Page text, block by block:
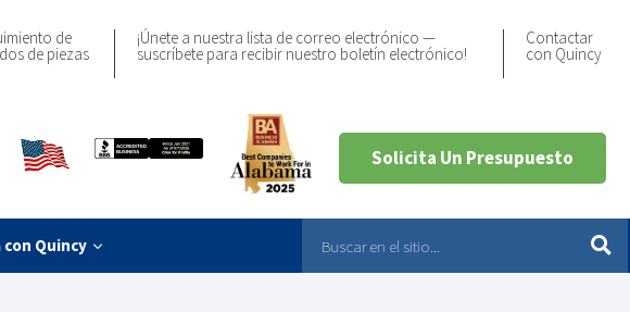
de
de piezas
¡Únete a nuestra lista de correo electrónico —
suscríbete para recibir nuestro boletín electrónico!
Contactar
con Quincy
Solicita Un Presupuesto
Quincy